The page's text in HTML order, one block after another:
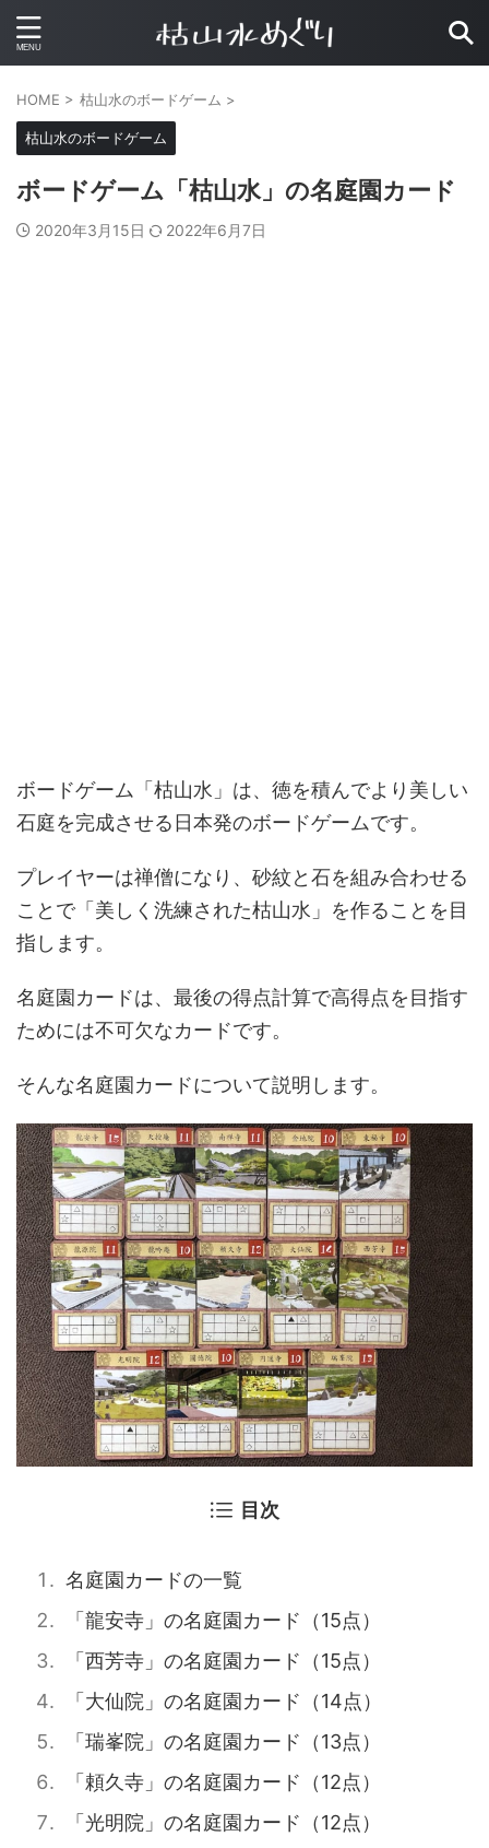
HOME > 枯山水のボードゲーム >
枯山水のボードゲーム
ボードゲーム「枯山水」の名庭園カード
2020年3月15日 2022年6月7日
ボードゲーム「枯山水」は、徳を積んでより美しい
石庭を完成させる日本発のボードゲームです。
プレイヤーは禅僧になり、砂紋と石を組み合わせる
ことで「美しく洗練された枯山水」を作ることを目
指します。
名庭園カードは、最後の得点計算で高得点を目指す
ためには不可欠なカードです。
そんな名庭園カードについて説明します。
目次
名庭園カードの一覧
「龍安寺」の名庭園カード（15点）
「西芳寺」の名庭園カード（15点）
「大仙院」の名庭園カード（14点）
「瑞峯院」の名庭園カード（13点）
「頼久寺」の名庭園カード（12点）
「光明院」の名庭園カード（12点）